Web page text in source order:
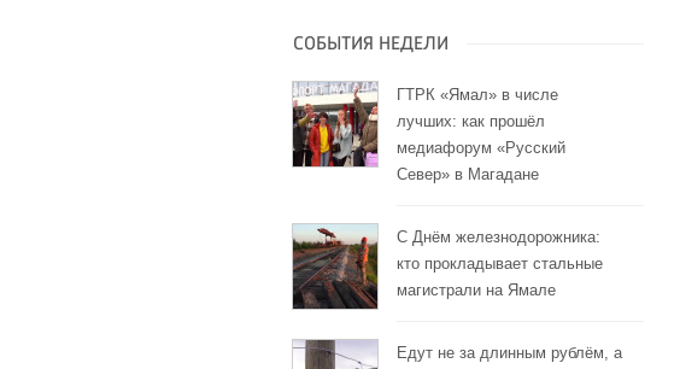
СОБЫТИЯ НЕДЕЛИ
ГТРК «Ямал» в числе
лучших: как прошёл
медиафорум «Русский
Север» в Магадане
С Днём железнодорожника:
кто прокладывает стальные
магистрали на Ямале
Едут не за длинным рублём, а